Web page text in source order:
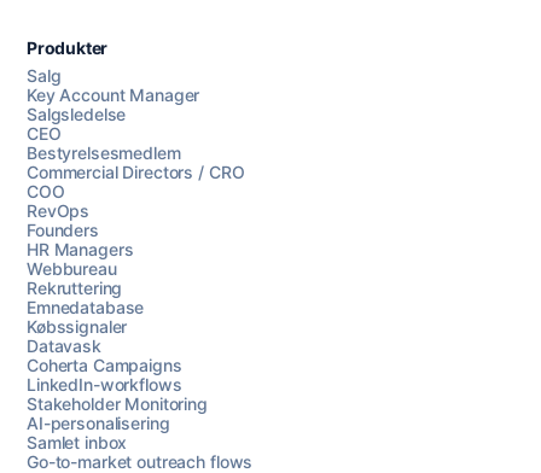
Produkter
Salg
Key Account Manager
Salgsledelse
CEO
Bestyrelsesmedlem
Commercial Directors / CRO
COO
RevOps
Founders
HR Managers
Webbureau
Rekruttering
Emnedatabase
Købssignaler
Datavask
Coherta Campaigns
LinkedIn-workflows
Stakeholder Monitoring
AI-personalisering
Samlet inbox
Go-to-market outreach flows